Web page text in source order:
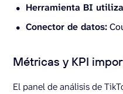
Herramienta BI
Conector de datos:
Métricas y KPI
El panel de análisis de